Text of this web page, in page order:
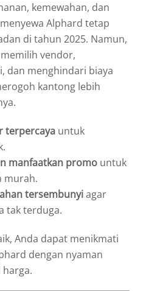
kemewahan, dan
Alphard tetap
di tahun 2025. Namun,
vendor,
dan menghindari biaya
kantong lebih
terpercaya untuk
manfaatkan promo untuk
murah.
tersembunyiagar
tak terduga.
Anda dapat menikmati
dengan nyaman